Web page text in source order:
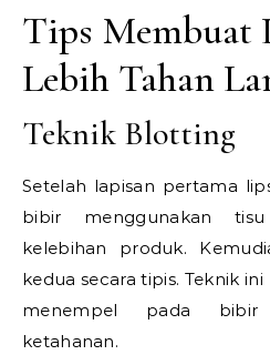
Tips Membuat
Lebih Tahan
Teknik Blotting
Setelah lapisan pertama
bibir menggunakan
kelebihan produk.
kedua secara tipis. Teknik
menempel pada bibir
ketahanan.